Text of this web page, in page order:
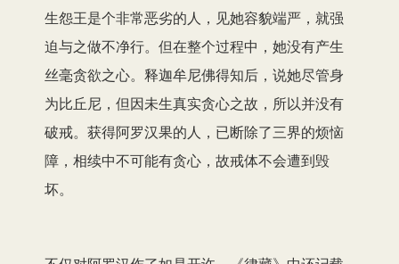
生怨王是个非常恶劣的人，见她容貌端严，就强
迫与之做不净行。但在整个过程中，她没有产生
丝毫贪欲之心。释迦牟尼佛得知后，说她尽管身
为比丘尼，但因未生真实贪心之故，所以并没有
破戒。获得阿罗汉果的人，已断除了三界的烦恼
障，相续中不可能有贪心，故戒体不会遭到毁
坏。